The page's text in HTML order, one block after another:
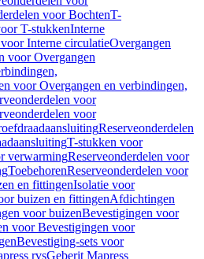
voor BochtenT-
T-stukkenInterne
Interne circulatieOvergangen
voor Overgangen
voor Overgangen en verbindingen,
voor
voor
Reserveonderdelen
T-stukken voor
verwarmingReserveonderdelen voor
ToebehorenReserveonderdelen voor
en fittingenIsolatie voor
buizen en fittingenAfdichtingen
voor buizenBevestigingen voor
voor Bevestigingen voor
Bevestiging-sets voor
rvsGeberit Mapress